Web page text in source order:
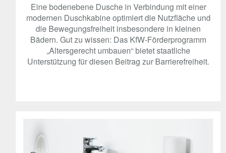
Eine bodenebene Dusche in Verbindung mit einer
modernen Duschkabine optimiert die Nutzfläche und
die Bewegungsfreiheit insbesondere in kleinen
Bädern. Gut zu wissen: Das KfW-Förderprogramm
„Altersgerecht umbauen“ bietet staatliche
Unterstützung für diesen Beitrag zur Barrierefreiheit.